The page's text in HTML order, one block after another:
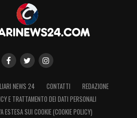
NEWS 24 CONTATTI
REDAZIONE
E TRATTAMENTO DEI DATI PERSONALI
ESTESA SUI COOKIE (COOKIE POLICY)